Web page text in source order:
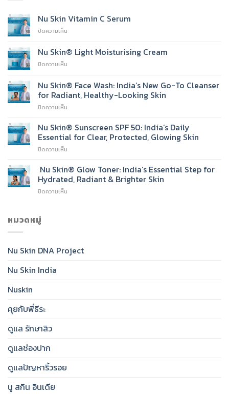
Nu Skin Vitamin C Serum
ปิดความเห็น
Skin
Vitamin
Nu Skin® Light Moisturising Cream
ปิดความเห็น
Skin®
Light
Moisturising
Nu Skin® Face Wash: India’s New Go-To Cleanser
for Radiant, Healthy-Looking Skin
ปิดความเห็น
Skin®
Face
Wash:
Go-
To
Cleanser
Nu Skin® Sunscreen SPF 50: India’s Daily
Essential for Clear, Protected, Glowing Skin
ปิดความเห็น
Skin®
Sunscreen
SPF
Glowing
Nu Skin® Glow Toner: India’s Essential Step for
Hydrated, Radiant & Brighter Skin
ปิดความเห็น
Step
หมวดหมู่
Nu Skin DNA Project
Nu Skin India
Nuskin
คุยกับพี่ธีระ
ดูแล รักษาสิว
ดูแลช่องปาก
ดูแลปัญหาริ้วรอย
นู สกิน อินเดีย